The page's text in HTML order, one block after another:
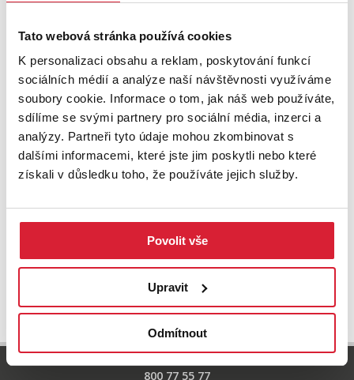
Tato webová stránka používá cookies
K personalizaci obsahu a reklam, poskytování funkcí
sociálních médií a analýze naší návštěvnosti využíváme
soubory cookie. Informace o tom, jak náš web používáte,
sdílíme se svými partnery pro sociální média, inzerci a
analýzy. Partneři tyto údaje mohou zkombinovat s
dalšími informacemi, které jste jim poskytli nebo které
získali v důsledku toho, že používáte jejich služby.
Povolit vše
Upravit
Odmítnout
Zkuste upravit filtr
nebo přejděte na základní
UPRAVIT VYHLEDÁVÁNÍ
800 77 55 77